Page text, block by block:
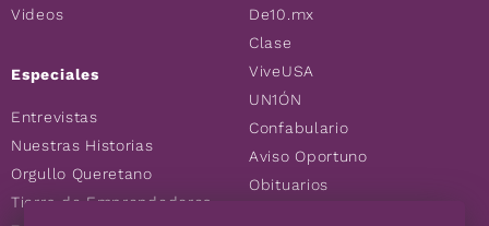
Videos
Especiales
Entrevistas
Nuestras Historias
Orgullo Queretano
Tierra de Emprendedores
De10.mx
Clase
ViveUSA
UN1ÓN
Confabulario
Aviso Oportuno
Obituarios